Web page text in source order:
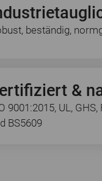
beständig,
&
9001:2015, UL, GHS,
BS5609